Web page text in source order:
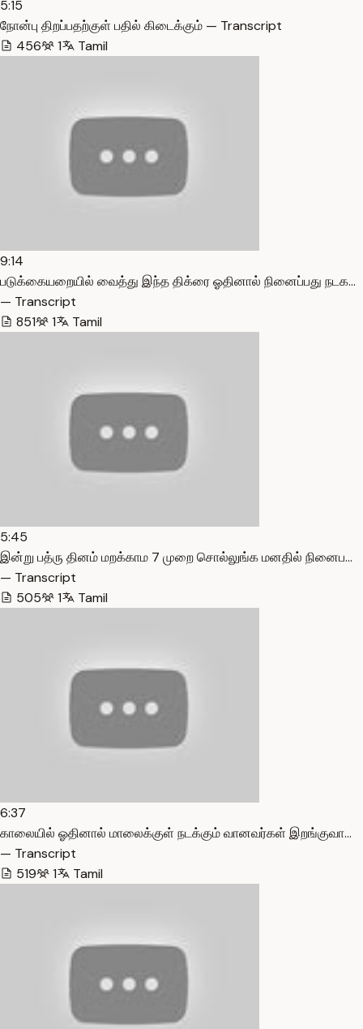
5:15
நோன்பு திறப்பதற்குள் பதில் கிடைக்கும் — Transcript
456
1 Tamil
9:14
படுக்கையறையில் வைத்து இந்த திக்ரை ஓதினால் நினைப்பது நடக…
— Transcript
851
1 Tamil
5:45
இன்று பத்ரு தினம் மறக்காம 7 முறை சொல்லுங்க மனதில் நினைப…
— Transcript
505
1 Tamil
6:37
காலையில் ஓதினால் மாலைக்குள் நடக்கும் வானவர்கள் இறங்குவா…
— Transcript
519
1 Tamil